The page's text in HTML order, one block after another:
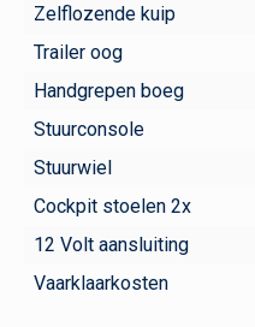
Zelflozende kuip
Trailer oog
Handgrepen boeg
Stuurconsole
Stuurwiel
Cockpit stoelen 2x
12 Volt aansluiting
Vaarklaarkosten